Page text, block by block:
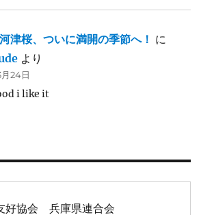
津桜、ついに満開の季節へ！ に
より
24日
i like it
好協会　兵庫県連合会